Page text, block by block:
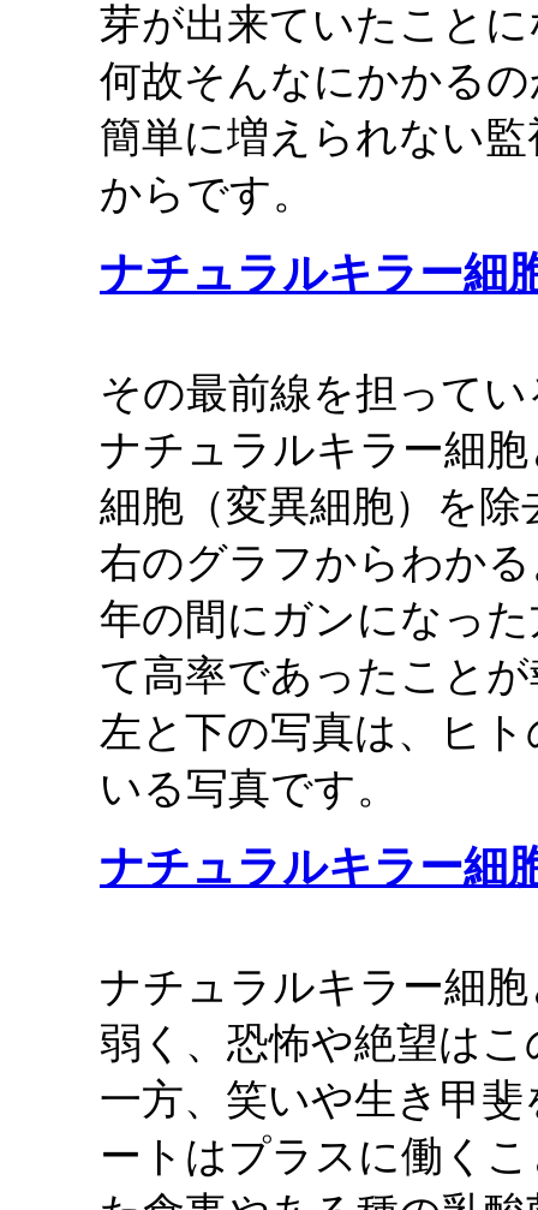
芽が出来ていたこと
何故そんなにかかる
簡単に増えられない
からです。
ナチュラルキラー細
その最前線を担って
ナチュラルキラー細
細胞（変異細胞）を
右のグラフからわか
年の間にガンになっ
て高率であったこと
左と下の写真は、ヒ
いる写真です。
ナチュラルキラー細
ナチュラルキラー細
弱く、恐怖や絶望は
一方、笑いや生き甲
ートはプラスに働く